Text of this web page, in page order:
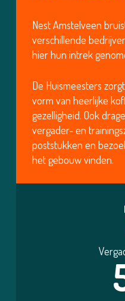
Nest Amstelveen
verschillende
hier hun intrek
De Huismeesters
vorm van heerlijke
gezelligheid. Ook
vergader- en
poststukken en
het gebouw vinden.